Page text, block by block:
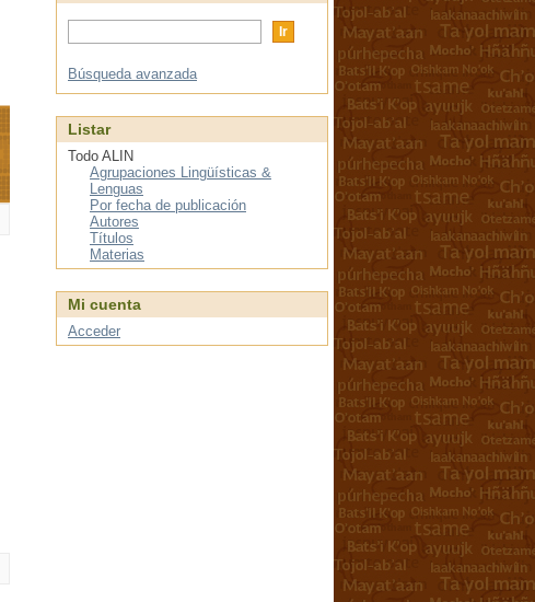
Búsqueda avanzada
Listar
Todo ALIN
Agrupaciones Lingüísticas &
Lenguas
Por fecha de publicación
Autores
Títulos
Materias
Mi cuenta
Acceder